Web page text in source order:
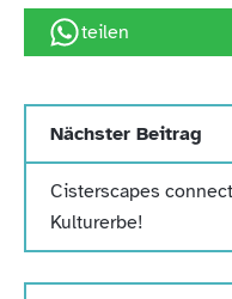
teilen
Nächster Beitrag
Cisterscapes
Kulturerbe!